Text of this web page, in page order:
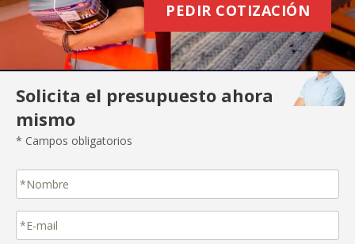
PEDIR COTIZACIÓN
Solicita el presupuesto ahora
mismo
* Campos obligatorios